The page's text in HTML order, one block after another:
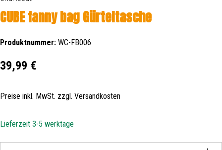
CUBE fanny bag Gürteltasche
Produktnummer: WC-FB006
Regulärer Preis:
39,99 €
Preise inkl. MwSt. zzgl. Versandkosten
Lieferzeit 3-5 werktage